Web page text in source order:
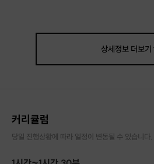
상세정보더보기
커리큘럼
당일 진행상황에 따라 일정이 변동될 수 있습니다.